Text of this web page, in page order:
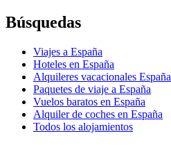
Búsquedas
Viajes a España
Hoteles en España
Alquileres vacacionales España
Paquetes de viaje a España
Vuelos baratos en España
Alquiler de coches en España
Todos los alojamientos